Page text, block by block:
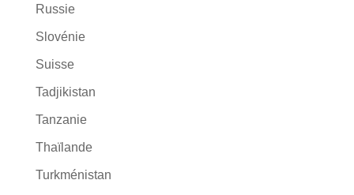
Russie
Slovénie
Suisse
Tadjikistan
Tanzanie
Thaïlande
Turkménistan